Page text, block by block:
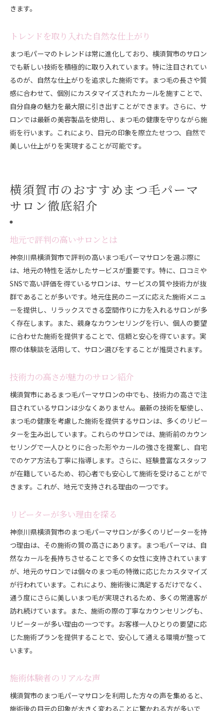
きます。
トレンドを取り入れた自然な仕上がり
まつ毛パーマのトレンドは常に進化しており、横須賀市のサロン
でも新しい技術を積極的に取り入れています。特に注目されてい
るのが、自然な仕上がりを追求した施術です。まつ毛の長さや質
感に合わせて、個別にカスタマイズされたカールを施すことで、
自分自身の魅力を最大限に引き出すことができます。さらに、サ
ロンでは最新の美容製品を使用し、まつ毛の健康を守りながら施
術を行います。これにより、目元の印象を際立たせつつ、自然で
美しい仕上がりを実現することが可能です。
横須賀市のおすすめまつ毛パーマ
サロン徹底紹介
地元で評判の高いサロンとは
神奈川県横須賀市で評判の高いまつ毛パーマサロンを選ぶ際に
は、地元の特性を活かしたサービスが重要です。特に、口コミや
SNSで高い評価を得ているサロンは、サービスの質や技術力が抜
群であることが多いです。地元住民のニーズに応えた施術メニュ
ーを提供し、リラックスできる空間作りに力を入れるサロンが多
く存在します。また、親身なカウンセリングを行い、個人の要望
に合わせた施術を提供することで、信頼と安心を得ています。実
際の体験談を活用して、サロン選びをすることが推奨されます。
技術力の高さが魅力のサロン紹介
横須賀市にあるまつ毛パーマサロンの中でも、技術力の高さで注
目されているサロンは少なくありません。最新の技術を駆使し、
まつ毛の健康を考慮した施術を提供するサロンは、多くのリピー
ターを生み出しています。これらのサロンでは、施術前のカウン
セリングで一人ひとりに合った形やカールの強さを提案し、自宅
でのケア方法も丁寧に指導します。さらに、経験豊富なスタッフ
が在籍しているため、初心者でも安心して施術を受けることがで
きます。これが、地元で支持される理由の一つです。
リピーターが多い理由を探る
神奈川県横須賀市のまつ毛パーマサロンが多くのリピーターを持
つ理由は、その施術の質の高さにあります。まつ毛パーマは、自
然なカールを長持ちさせることで多くの女性に支持されています
が、地元のサロンでは個々のまつ毛の特徴に応じたカスタマイズ
が行われています。これにより、施術後に満足するだけでなく、
通う度にさらに美しいまつ毛が実現されるため、多くの常連客が
訪れ続けています。また、施術の際の丁寧なカウンセリングも、
リピーターが多い理由の一つです。お客様一人ひとりの要望に応
じた施術プランを提供することで、安心して通える環境が整って
います。
施術体験者のリアルな声
横須賀市のまつ毛パーマサロンを利用した方々の声を集めると、
施術後の目元の印象が大きく変わることに驚かれる方が多いで